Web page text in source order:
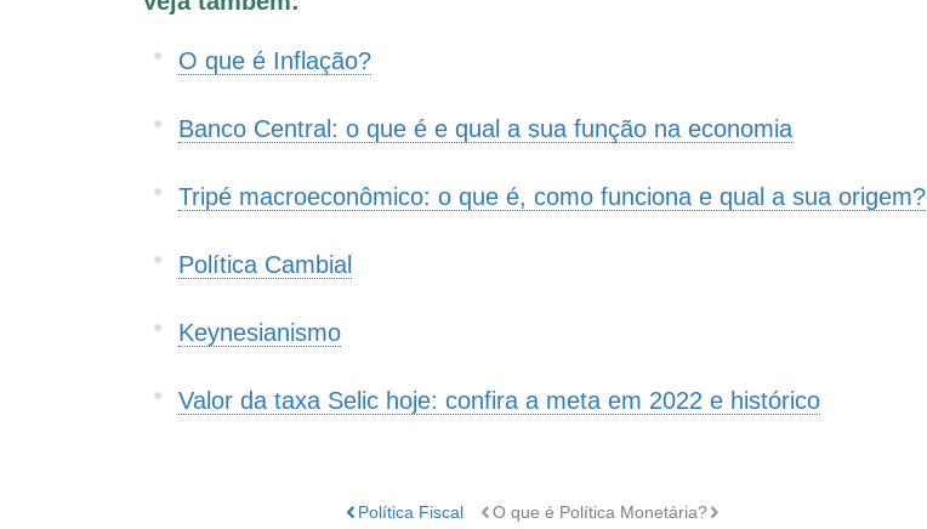
Este conteúdo não tem a informação que procuro
Outro
O que é Inflação?
Banco Central: o que é e qual a sua função na economia
Tripé macroeconômico: o que é, como funciona e qual a sua origem?
Política Cambial
Keynesianismo
Valor da taxa Selic hoje: confira a meta em 2022 e histórico
Política Fiscal O que é Política Monetária?